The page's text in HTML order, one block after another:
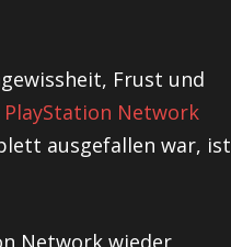
Frust und
Network
ausgefallen war, ist
Network wieder